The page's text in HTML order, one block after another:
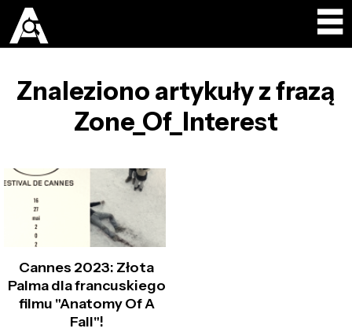
Znaleziono artykuły z frazą
Zone_Of_Interest
Cannes 2023: Złota
Palma dla francuskiego
filmu "Anatomy Of A
Fall"!